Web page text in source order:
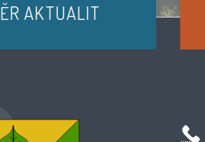
AKTUALIT